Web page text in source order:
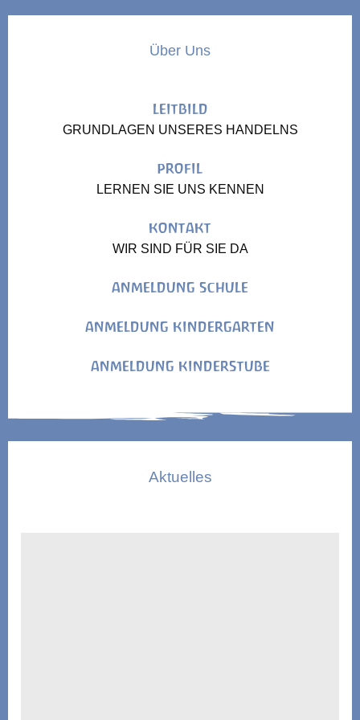
Über Uns
LEITBILD
GRUNDLAGEN UNSERES HANDELNS
PROFIL
LERNEN SIE UNS KENNEN
KONTAKT
WIR SIND FÜR SIE DA
ANMELDUNG SCHULE
ANMELDUNG KINDERGARTEN
ANMELDUNG KINDERSTUBE
Aktuelles